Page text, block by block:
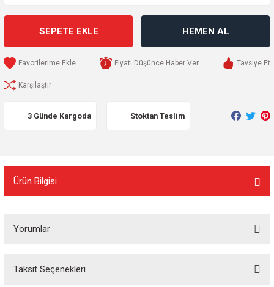
SEPETE EKLE HEMEN AL
Fiyatı Düşünce Haber Ver Tavsiye Et
Karşılaştır
3 Günde Kargoda Stoktan Teslim
Ürün Bilgisi
Yorumlar
Taksit Seçenekleri